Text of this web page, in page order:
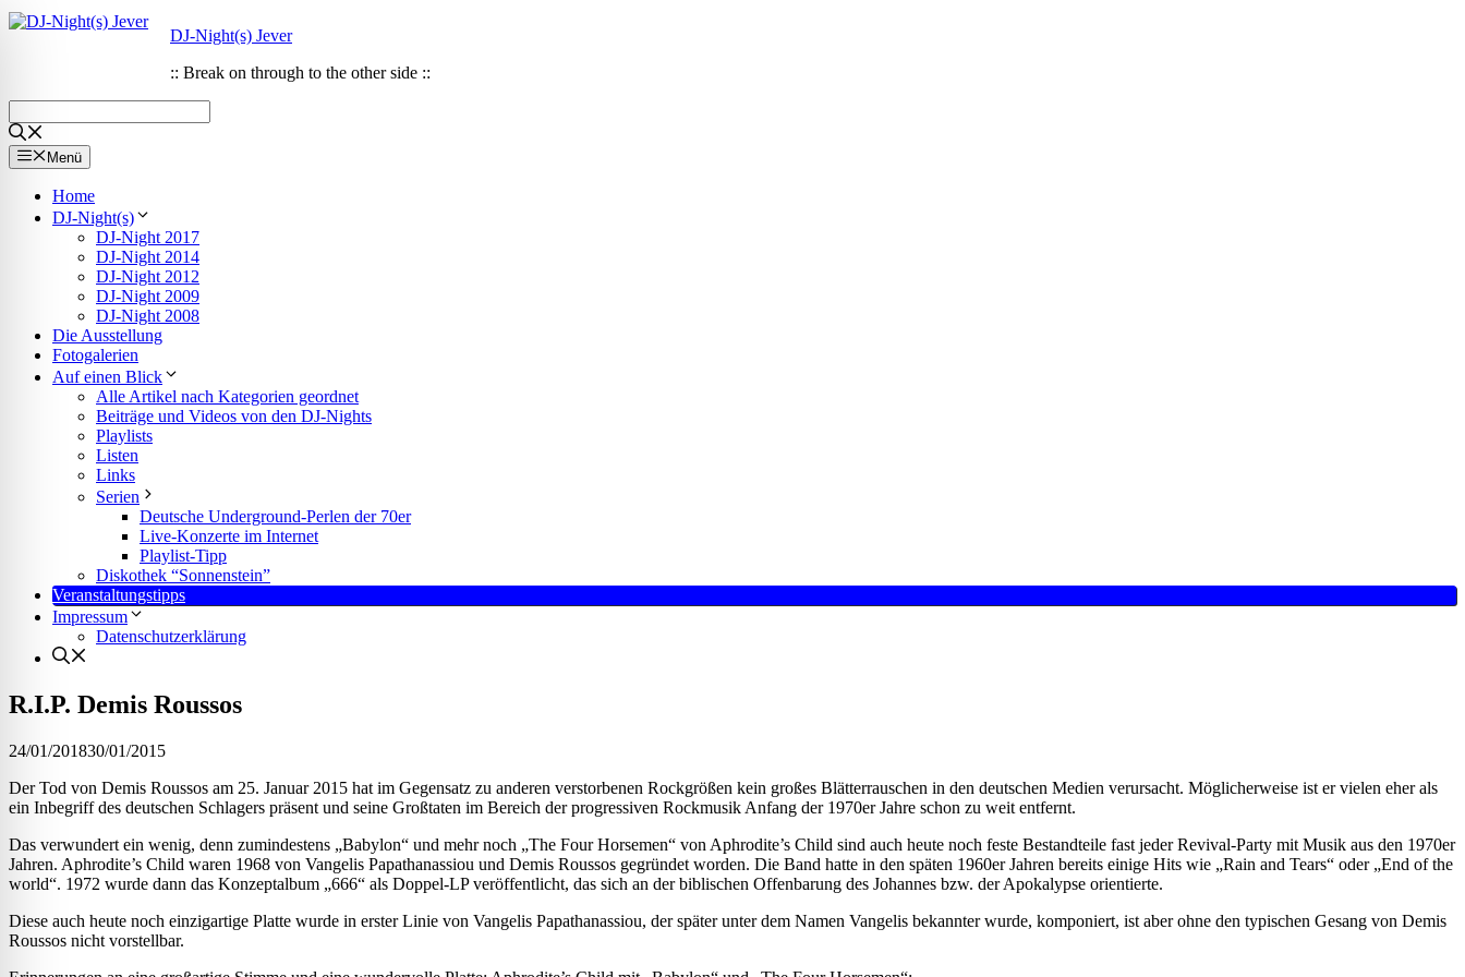
Zum
Zum
DJ-Night(s) Jever
:: Break on through to the other side ::
Menü
Home
DJ-Night(s)
DJ-Night 2017
DJ-Night 2014
DJ-Night 2012
DJ-Night 2009
DJ-Night 2008
Die Ausstellung
Fotogalerien
Auf einen Blick
Alle Artikel nach Kategorien geordnet
Beiträge und Videos von den DJ-Nights
Playlists
Listen
Links
Serien
Deutsche Underground-Perlen der 70er
Live-Konzerte im Internet
Playlist-Tipp
Diskothek “Sonnenstein”
Veranstaltungstipps
Impressum
Datenschutzerklärung
R.I.P. Demis Roussos
24/01/201830/01/2015
Der Tod von Demis Roussos am 25. Januar 2015 hat im Gegensatz zu anderen verstorbenen Rockgrößen kein großes Blätterrauschen in den deutschen Medien verursacht. Möglicherweise ist er vielen eher als
ein Inbegriff des deutschen Schlagers präsent und seine Großtaten im Bereich der progressiven Rockmusik Anfang der 1970er Jahre schon zu weit entfernt.
Das verwundert ein wenig, denn zumindestens „Babylon“ und mehr noch „The Four Horsemen“ von Aphrodite’s Child sind auch heute noch feste Bestandteile fast jeder Revival-Party mit Musik aus den 1970er
Jahren. Aphrodite’s Child waren 1968 von Vangelis Papathanassiou und Demis Roussos gegründet worden. Die Band hatte in den späten 1960er Jahren bereits einige Hits wie „Rain and Tears“ oder „End of the
world“. 1972 wurde dann das Konzeptalbum „666“ als Doppel-LP veröffentlicht, das sich an der biblischen Offenbarung des Johannes bzw. der Apokalypse orientierte.
Diese auch heute noch einzigartige Platte wurde in erster Linie von Vangelis Papathanassiou, der später unter dem Namen Vangelis bekannter wurde, komponiert, ist aber ohne den typischen Gesang von Demis
Roussos nicht vorstellbar.
Anfallsicherheit
freundlicher Modus
sicherer Modus